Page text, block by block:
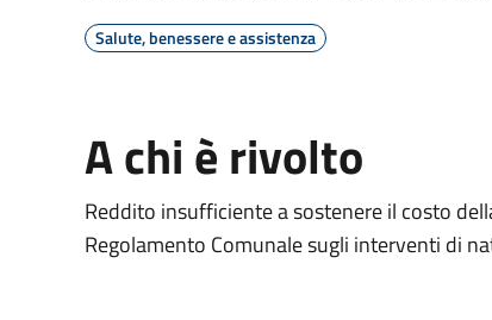
Salute, benessere e assistenza
A chi è rivolto
Reddito insufficiente a sostenere il costo
Regolamento Comunale sugli interventi di